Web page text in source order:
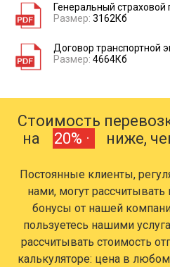
Генеральный страховой
Размер: 3162Кб
Договор транспортной
Размер: 4664Кб
Стоимость
на
20% · ниже,
Постоянные клиенты,
нами, могут
бонусы от нашей
пользуетесь нашими
рассчитывать стоимость
калькуляторе: цена в